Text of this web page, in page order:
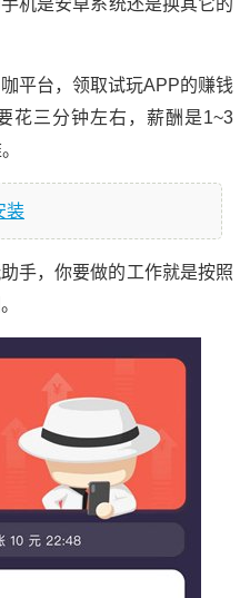
平台，领取试玩APP的赚钱
花三分钟左右，薪酬是1~3
装
手，你要做的工作就是按照